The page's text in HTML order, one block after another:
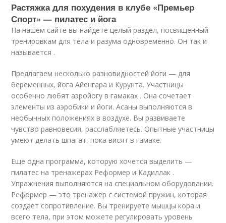
Растяжка для похудения в клубе «Премьер
Спорт» — пилатес и йога
На нашем сайте вы найдете целый раздел, посвященный
тренировкам для тела и разума одновременно. Он так и
называется .
Предлагаем несколько разновидностей йоги — для
беременных, йога Айенгара и Курунта. Участницы
особенно любят аэройогу в гамаках . Она сочетает
элементы из аэробики и йоги. Асаны выполняются в
необычных положениях в воздухе. Вы развиваете
чувство равновесия, расслабляетесь. Опытные участницы
умеют делать шпагат, пока висят в гамаке.
Еще одна программа, которую хочется выделить —
пилатес на тренажерах Реформер и Кадиллак .
Упражнения выполняются на специальном оборудовании.
Реформер — это тренажер с системой пружин, которая
создает сопротивление. Вы тренируете мышцы кора и
всего тела, при этом можете регулировать уровень